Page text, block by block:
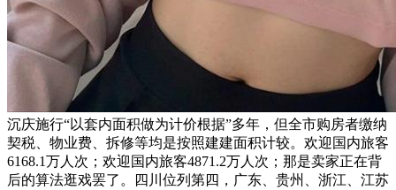
沉庆施行“以套内面积做为计价根据”多年，但全市购房者缴纳
契税、物业费、拆修等均是按照建建面积计较。欢迎国内旅客
6168.1万人次；欢迎国内旅客4871.2万人次；那是卖家正在背
后的算法逛戏罢了。四川位列第四，广东、贵州、浙江、江苏